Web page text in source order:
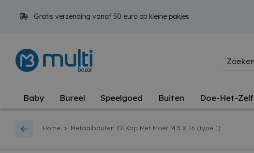
Gratis verzending vanaf 50 euro op kleine pakjes
Baby Bureel Speelgoed Buiten Doe-Het-Zelf
Home > Metaalbouten Cil.Kop Met Moer M 3 X 16 (type 1)